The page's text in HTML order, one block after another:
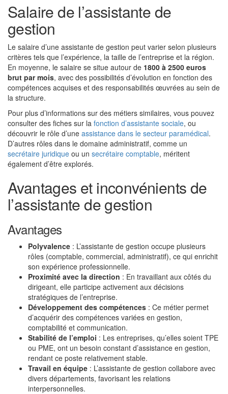
Salaire de l’assistante de
gestion
Le salaire d’une assistante de gestion peut varier selon plusieurs
critères tels que l’expérience, la taille de l’entreprise et la région.
En moyenne, le salaire se situe autour de 1800 à 2500 euros
brut par mois, avec des possibilités d’évolution en fonction des
compétences acquises et des responsabilités œuvrées au sein de
la structure.
Pour plus d’informations sur des métiers similaires, vous pouvez
consulter des fiches sur la fonction d’assistante sociale, ou
découvrir le rôle d’une assistance dans le secteur paramédical.
D’autres rôles dans le domaine administratif, comme un
secrétaire juridique ou un secrétaire comptable, méritent
également d’être explorés.
Avantages et inconvénients de
l’assistante de gestion
Avantages
Polyvalence : L’assistante de gestion occupe plusieurs
rôles (comptable, commercial, administratif), ce qui enrichit
son expérience professionnelle.
Proximité avec la direction : En travaillant aux côtés du
dirigeant, elle participe activement aux décisions
stratégiques de l’entreprise.
Développement des compétences : Ce métier permet
d’acquérir des compétences variées en gestion,
comptabilité et communication.
Stabilité de l’emploi : Les entreprises, qu’elles soient TPE
ou PME, ont un besoin constant d’assistance en gestion,
rendant ce poste relativement stable.
Travail en équipe : L’assistante de gestion collabore avec
divers départements, favorisant les relations
interpersonnelles.